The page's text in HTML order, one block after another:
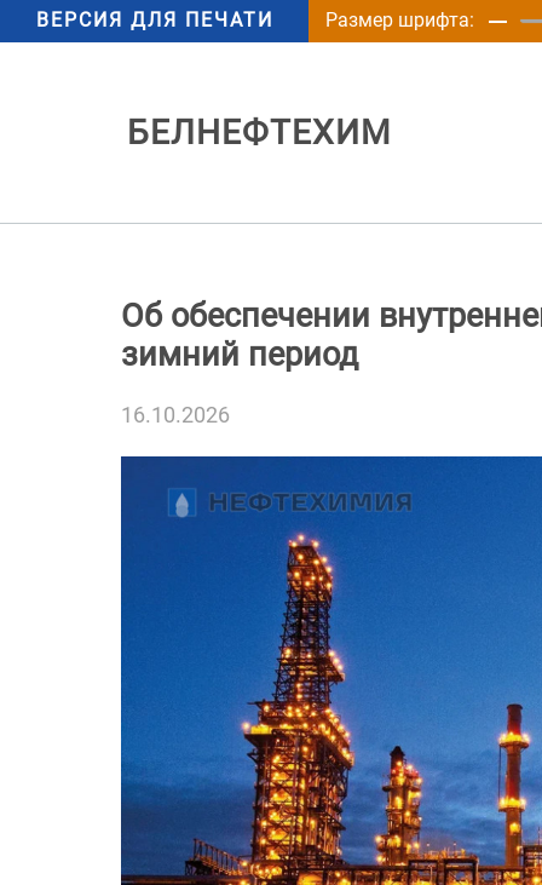
ВЕРСИЯ ДЛЯ ПЕЧАТИ Размер шрифта:
БЕЛНЕФТЕХИМ
Об обеспечении
зимний период
16.10.2026